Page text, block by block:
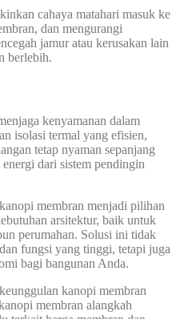
cahaya matahari masuk ke
dan mengurangi
jamur atau kerusakan lain
berlebih.
kenyamanan dalam
isolasi termal yang efisien,
tetap nyaman sepanjang
dari sistem pendingin
membran menjadi pilihan
arsitektur, baik untuk
perumahan. Solusi ini tidak
fungsi yang tinggi, tetapi juga
bagi bangunan Anda.
kanopi membran
membran alangkah